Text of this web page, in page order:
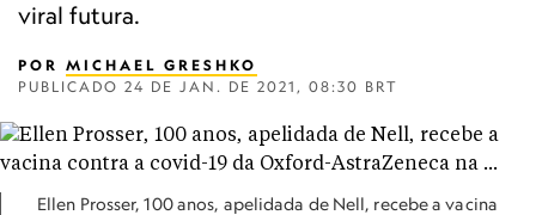
viral futura.
POR MICHAEL GRESHKO
PUBLICADO 24 DE JAN. DE 2021, 08:30 BRT
Ellen Prosser, 100 anos, apelidada de Nell, recebe a vacina